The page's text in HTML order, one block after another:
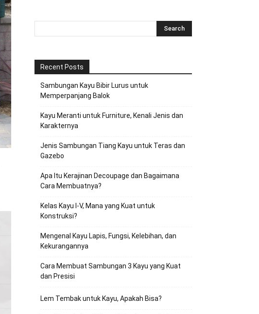
Recent Posts
Sambungan Kayu Bibir Lurus untuk
Memperpanjang Balok
Kayu Meranti untuk Furniture, Kenali Jenis dan
Karakternya
Jenis Sambungan Tiang Kayu untuk Teras dan
Gazebo
Apa Itu Kerajinan Decoupage dan Bagaimana
Cara Membuatnya?
Kelas Kayu I-V, Mana yang Kuat untuk
Konstruksi?
Mengenal Kayu Lapis, Fungsi, Kelebihan, dan
Kekurangannya
Cara Membuat Sambungan 3 Kayu yang Kuat
dan Presisi
Lem Tembak untuk Kayu, Apakah Bisa?